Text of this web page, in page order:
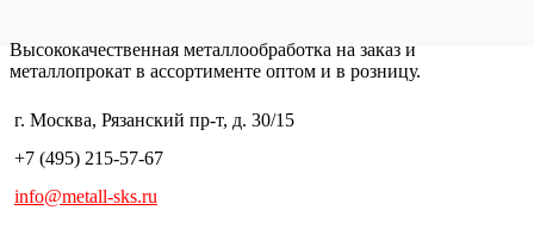
Высококачественная металлообработка на заказ и
металлопрокат в ассортименте оптом и в розницу.
г. Москва, Рязанский пр-т, д. 30/15
+7 (495) 215-57-67
info@metall-sks.ru